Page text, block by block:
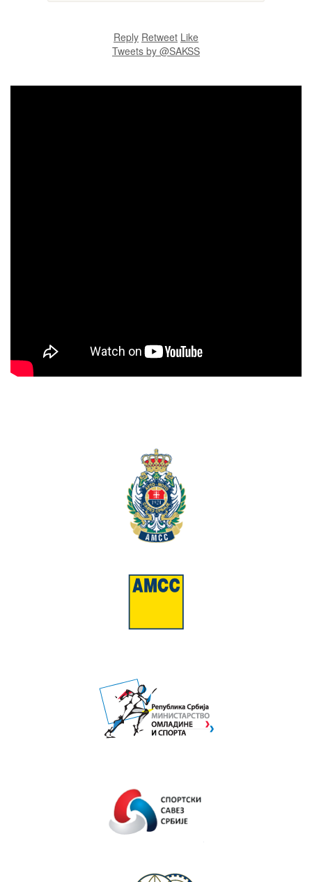
Reply Retweet Like
Tweets by @SAKSS